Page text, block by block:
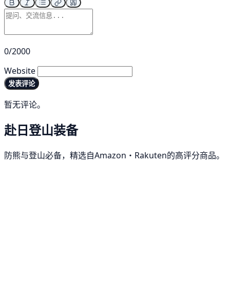
0/2000
Website
发表评论
暂无评论。
赴日登山装备
防熊与登山必备，精选自Amazon・Rakuten的高评分商品。